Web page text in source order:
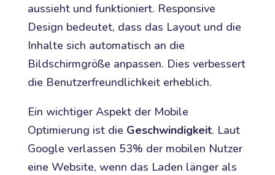
aussieht und funktioniert. Responsive
Design bedeutet, dass das Layout und die
Inhalte sich automatisch an die
Bildschirmgröße anpassen. Dies verbessert
die Benutzerfreundlichkeit erheblich.
Ein wichtiger Aspekt der Mobile
Optimierung ist die Geschwindigkeit. Laut
Google verlassen 53% der mobilen Nutzer
eine Website, wenn das Laden länger als